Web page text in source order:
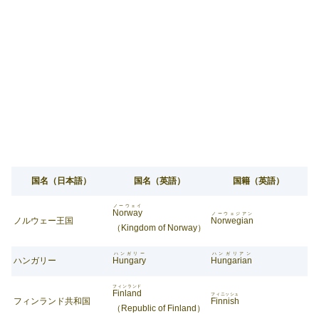
国名（日本語） 国名（英語） 国籍（英語）
ノルウェー王国
Norway
ノーウェイ
（Kingdom of Norway）
Norwegian
ノーウェジアン
ハンガリー Hungary
ハンガリー
Hungarian
ハンガリアン
フィンランド共和国
Finland
フィンランド
（Republic of Finland）
Finnish
フィニッシュ